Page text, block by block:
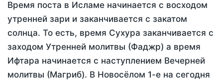
Время поста в Исламе начинается с восходом
утренней зари и заканчивается с закатом
солнца. То есть, время Сухура заканчивается с
заходом Утренней молитвы (Фаджр) а время
Ифтара начинается с наступлением Вечерней
молитвы (Магриб). В Новосёлом 1-е на сегодня